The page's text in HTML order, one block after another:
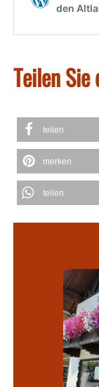
Teilen
teilen
merken
teilen